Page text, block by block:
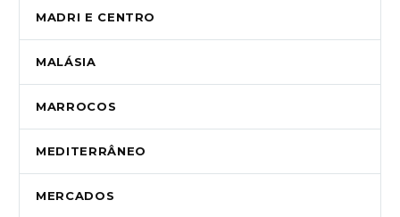
MADRI E CENTRO
MALÁSIA
MARROCOS
MEDITERRÂNEO
MERCADOS